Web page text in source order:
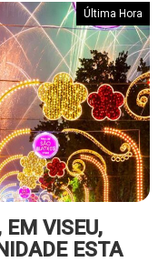
Última Hora
EM VISEU,
ESTA